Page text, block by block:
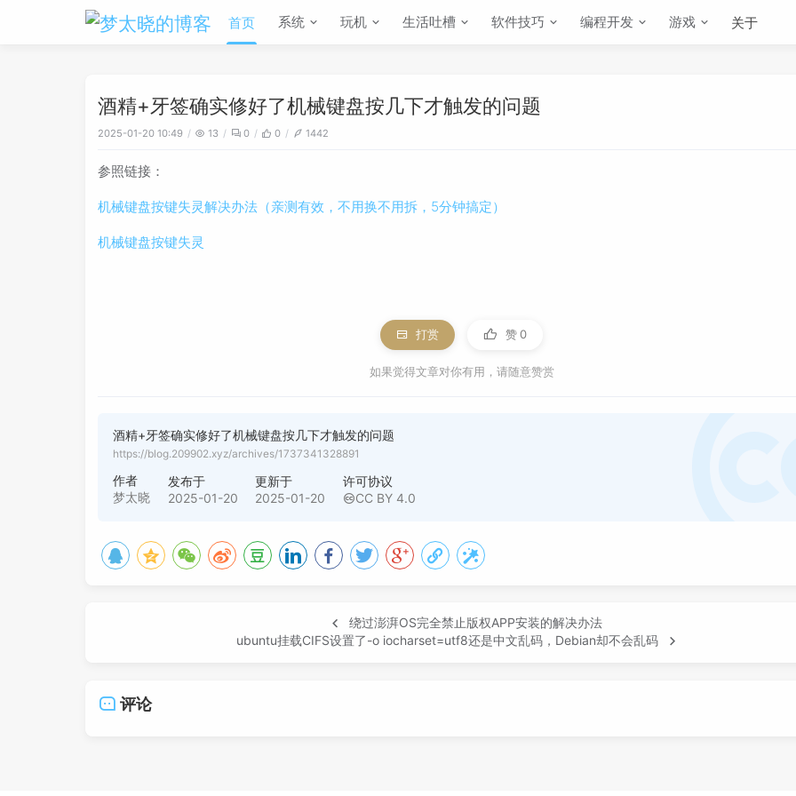
首页 系统 玩机 生活吐槽 软件技巧 编程开发 游戏 关于
酒精+牙签确实修好了机械键盘按几下才触发的问题
2025-01-20 10:49 13 0 0 1442
参照链接：
机械键盘按键失灵解决办法（亲测有效，不用换不用拆，5分钟搞定）
机械键盘按键失灵
打赏 赞0
如果觉得文章对你有用，请随意赞赏
酒精+牙签确实修好了机械键盘按几下才触发的问题
https://blog.209902.xyz/archives/1737341328891
作者
梦太晓
发布于
2025-01-20
更新于
2025-01-20
许可协议
CC BY 4.0
绕过澎湃OS完全禁止版权APP安装的解决办法
ubuntu挂载CIFS设置了-o iocharset=utf8还是中文乱码，Debian却不会乱码
评论